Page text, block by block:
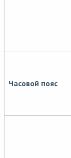
Часовой пояс